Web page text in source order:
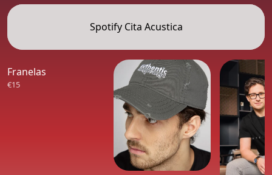
Spotify Cita Acustica
Franelas
€15